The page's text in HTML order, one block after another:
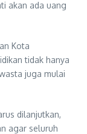
akan ada uang
Kota
tidak hanya
juga mulai
dilanjutkan,
agar seluruh